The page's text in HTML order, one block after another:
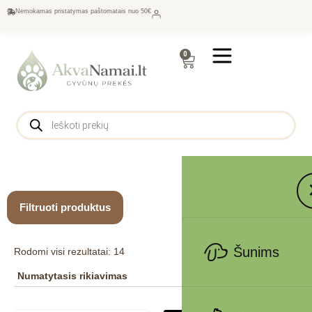
Nemokamas pristatymas paštomatais nuo 50€
0
Šunims
Filtruoti produktus
Rodomi visi rezultatai: 14